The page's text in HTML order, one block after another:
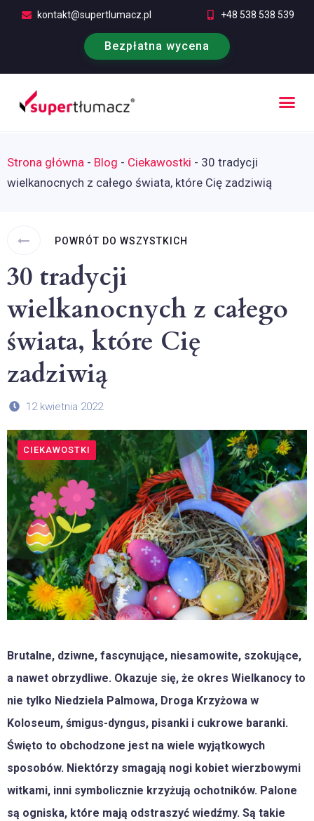
kontakt@supertlumacz.pl +48 538 538 539
Bezpłatna wycena
Strona główna - Blog - Ciekawostki - 30 tradycji
wielkanocnych z całego świata, które Cię zadziwią
POWRÓT DO WSZYSTKICH
30 tradycji
wielkanocnych z całego
świata, które Cię
zadziwią
12 kwietnia 2022
CIEKAWOSTKI
Brutalne, dziwne, fascynujące, niesamowite, szokujące,
a nawet obrzydliwe. Okazuje się, że okres Wielkanocy to
nie tylko Niedziela Palmowa, Droga Krzyżowa w
Koloseum, śmigus-dyngus, pisanki i cukrowe baranki.
Święto to obchodzone jest na wiele wyjątkowych
sposobów. Niektórzy smagają nogi kobiet wierzbowymi
witkami, inni symbolicznie krzyżują ochotników. Palone
są ogniska, które mają odstraszyć wiedźmy. Są takie